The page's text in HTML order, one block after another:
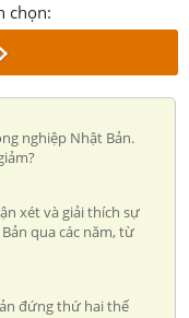
chọn:
nghiệp Nhật Bản.
xét và giải thích sự
qua các năm, từ
đứng thứ hai thế